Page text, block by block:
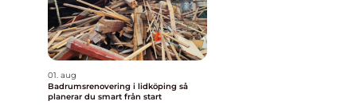
01. aug
Badrumsrenovering i lidköping så
planerar du smart från start